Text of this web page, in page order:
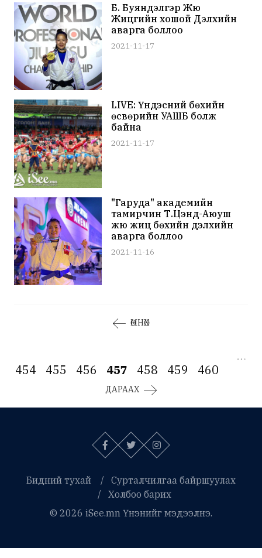
Б. Буяндэлгэр Жюү
Жицүгийн хошой Дэлхийн
аварга боллоо
2021-11-17
LIVE: Үндэсний бөхийн
өсвөрийн УАШБ болж
байна
2021-11-17
"Гаруда" академийн
тамирчин Т.Цэнд-Аюуш
жюү жицү бөхийн дэлхийн
аварга боллоо
2021-11-16
ӨМНӨХ
454 455 456 457 458 459 460
…
ДАРААХ
Бидний тухай
Сурталчилгаа байршуулах
Холбоо барих
© 2026 iSee.mn Үнэнийг мэдээлнэ.